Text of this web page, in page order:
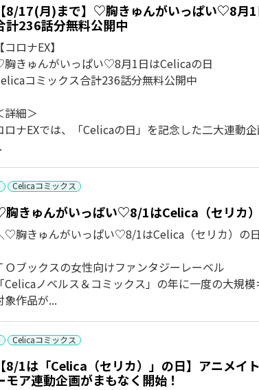
【8/17(月)まで】♡胸きゅんがいっぱい♡8月
計236話分無料公開中
【コロナEX】
きゅんがいっぱい♡8月1日はCelicaの日
コミックス合計236話分無料公開中
詳細＞
ロナEXでは、「Celicaの日」を記念した二大連動企
Celicaコミックス
きゅんがいっぱい♡8/1はCelica（セリカ）
♡胸きゅんがいっぱい♡8/1はCelica（セリカ）の
Ｏブックスの女性向けファンタジーレーベル
「Celicaノベルス＆コミックス」の年に一度の大規
象作品が...
Celicaコミックス
【8/1は「Celica（セリカ）」の日】アニメ
モア連動企画がまもなく開始！